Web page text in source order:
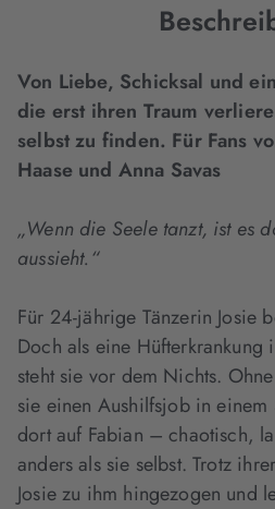
Von Liebe, Schicksal und
die erst ihren Traum
selbst zu finden. Für Fans
Haase und Anna Savas
„Wenn die Seele tanzt, ist es
aussieht.“
Für 24-jährige Tänzerin Josie
Doch als eine Hüfterkrankung
steht sie vor dem Nichts.
sie einen Aushilfsjob in
dort auf Fabian – chaotisch,
anders als sie selbst. Trotz
Josie zu ihm hingezogen und